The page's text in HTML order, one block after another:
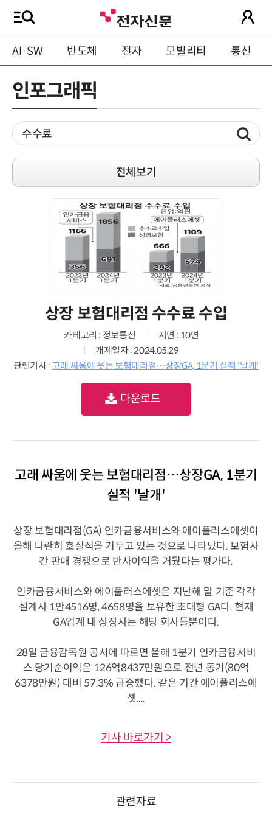
AI·SW 반도체 전자 모빌리티 통신
인포그래픽
전체보기
상장 보험대리점 수수료 수입
카테고리 : 정보통신
지면 : 10면
개제일자 : 2024.05.29
관련기사 : 고래 싸움에 웃는 보험대리점…상장GA, 1분기 실적 '날개'
다운로드
고래 싸움에 웃는 보험대리점…상장GA, 1분기
실적 '날개'
상장 보험대리점(GA) 인카금융서비스와 에이플러스에셋이
올해 나란히 호실적을 거두고 있는 것으로 나타났다. 보험사
간 판매 경쟁으로 반사이익을 거뒀다는 평가다.
인카금융서비스와 에이플러스에셋은 지난해 말 기준 각각
설계사 1만4516명, 4658명을 보유한 초대형 GA다. 현재
GA업계 내 상장사는 해당 회사들뿐이다.
28일 금융감독원 공시에 따르면 올해 1분기 인카금융서비
스 당기순이익은 126억8437만원으로 전년 동기(80억
6378만원) 대비 57.3% 급증했다. 같은 기간 에이플러스에
셋....
기사 바로가기 >
관련자료